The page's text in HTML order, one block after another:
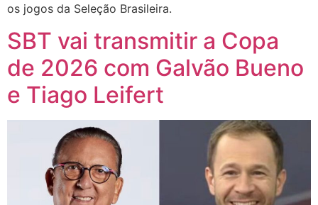
os jogos da Seleção Brasileira.
SBT vai transmitir a Copa
de 2026 com Galvão Bueno
e Tiago Leifert